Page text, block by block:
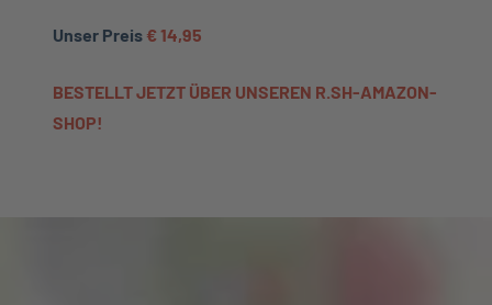
Unser Preis € 14,95
BESTELLT JETZT ÜBER UNSEREN R.SH-AMAZON-
SHOP!